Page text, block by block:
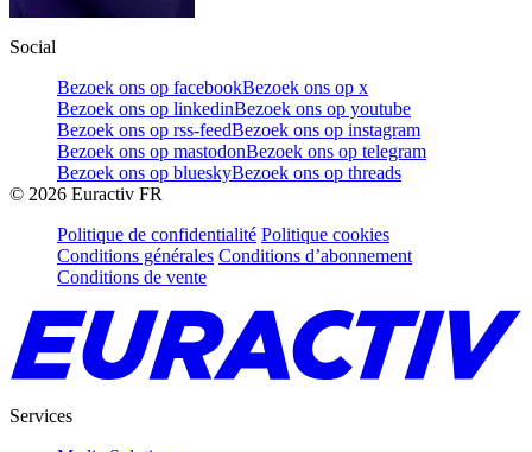
Social
Bezoek ons op facebookBezoek ons op x
Bezoek ons op linkedinBezoek ons op youtube
Bezoek ons op rss-feedBezoek ons op instagram
Bezoek ons op mastodonBezoek ons op telegram
Bezoek ons op blueskyBezoek ons op threads
© 2026 Euractiv FR
Politique de confidentialité Politique cookies
Conditions générales Conditions d’abonnement
Conditions de vente
Services